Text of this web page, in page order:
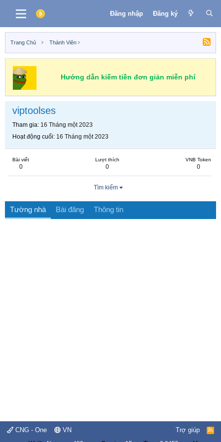
Đăng nhập Đăng ký
Trang Chủ Thành Viên
Hướng dẫn kiếm tiền đơn giản miễn phí
viptoolses
Tham gia 16 Tháng một 2023
Hoạt động cuối 16 Tháng một 2023
Bài viết
0
Lượt thích
0
VNB Token
0
Tìm kiếm
Tường nhà Bài đăng Thông tin
CNG - One VN Trợ giúp
R